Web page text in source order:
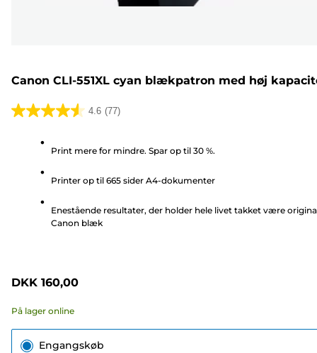
Canon CLI-551XL cyan blækpatron med høj
4.6 (77)
4.6
stjerner.
anmeldelser
Print mere for mindre. Spar op til 30 %.
Printer op til 665 sider A4-dokumenter
Enestående resultater, der holder hele livet takket være
Canon blæk
DKK 160,00
På lager online
Engangskøb